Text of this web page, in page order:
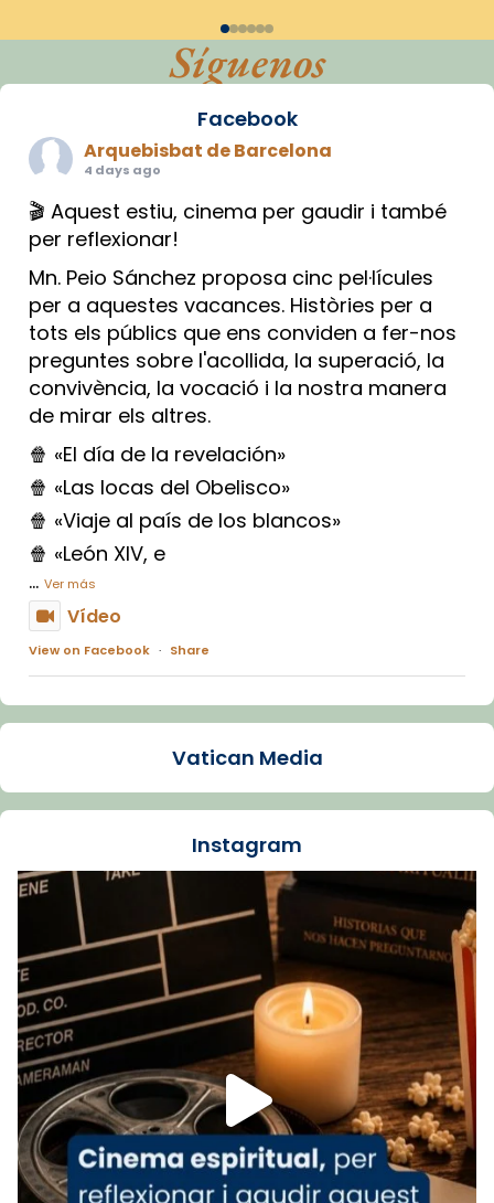
Síguenos
Facebook
Arquebisbat de Barcelona
4 days ago
🎬 Aquest estiu, cinema per gaudir i també
per reflexionar!
Mn. Peio Sánchez proposa cinc pel·lícules
per a aquestes vacances. Històries per a
tots els públics que ens conviden a fer-nos
preguntes sobre l'acollida, la superació, la
convivència, la vocació i la nostra manera
de mirar els altres.
🍿 «El día de la revelación»
🍿 «Las locas del Obelisco»
🍿 «Viaje al país de los blancos»
🍿 «León XIV, e
... Ver más
Vídeo
View on Facebook · Share
Arquebisbat de Barcelona
La Carmina va patir depressió. Fa gairebé
dos mesos, a l'Estadi Lluís Companys, la
Recupera l'entrevista comp
Vatican
tican News 👇
www.vaticannews.va/es/iglesia/news/2026-
07/carmina-historia-depresion-papa-viaje-
espana-testimoni...
Foto
View on Facebook · Share
Arquebisbat de Barcelona
2 weeks ago
Vatican Media
Instagram